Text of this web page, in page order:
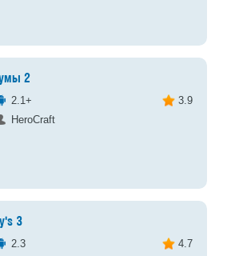
2
2.1+
3.9
HeroCraft
3
2.3
4.7